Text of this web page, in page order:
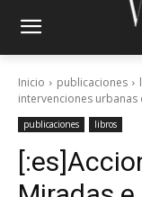
Inicio publicaciones
intervenciones urbanas
publicaciones libros